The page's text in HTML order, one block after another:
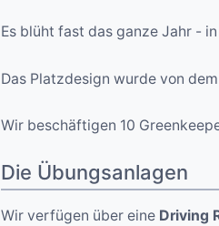
Es blüht fast das ganze Jahr -
Das Platzdesign wurde von
Wir beschäftigen 10
Die Übungsanlagen
Wir verfügen über eine Driving